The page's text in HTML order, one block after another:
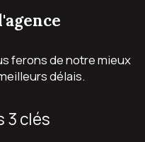
ferons de notre mieux
délais.
3 clés